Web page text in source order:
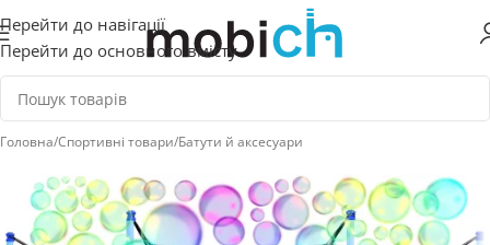
Перейти до навігації
Перейти до основного вмісту
Головна/Спортивні товари/Батути й аксесуари